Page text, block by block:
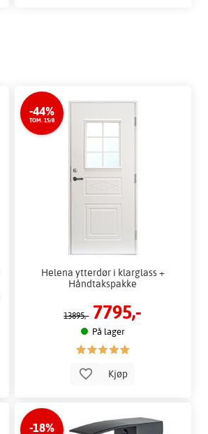
-44%
TOM. 15/8
Helena ytterdør i klarglass +
Håndtakspakke
13895,- 7795,-
På lager
Kjøp
-18%